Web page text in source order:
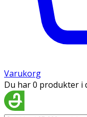
Varukorg
Du har 0 produkter i